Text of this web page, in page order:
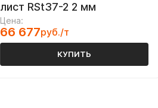
лист RSt37-2 2 мм
Цена:
66 677руб./т
КУПИТЬ